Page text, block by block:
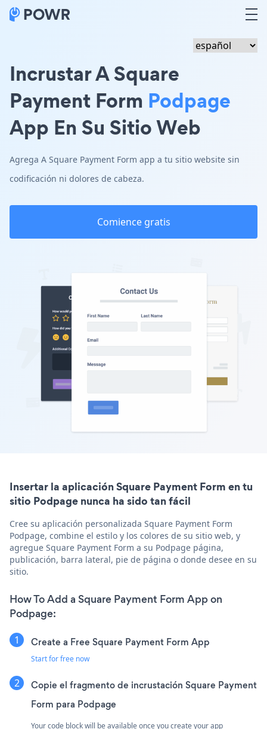
Incrustar A Square
Payment Form Podpage
App En Su Sitio Web
Agrega A Square Payment Form app a tu sitio website sin
codificación ni dolores de cabeza.
Comience gratis
Insertar la aplicación Square Payment Form en tu
sitio Podpage nunca ha sido tan fácil
Cree su aplicación personalizada Square Payment Form
Podpage, combine el estilo y los colores de su sitio web, y
agregue Square Payment Form a su Podpage página,
publicación, barra lateral, pie de página o donde desee en su
sitio.
How To Add a Square Payment Form App on
Podpage:
Create a Free Square Payment Form App
Start for free now
Copie el fragmento de incrustación Square Payment
Form para Podpage
Your code block will be available once you create your app